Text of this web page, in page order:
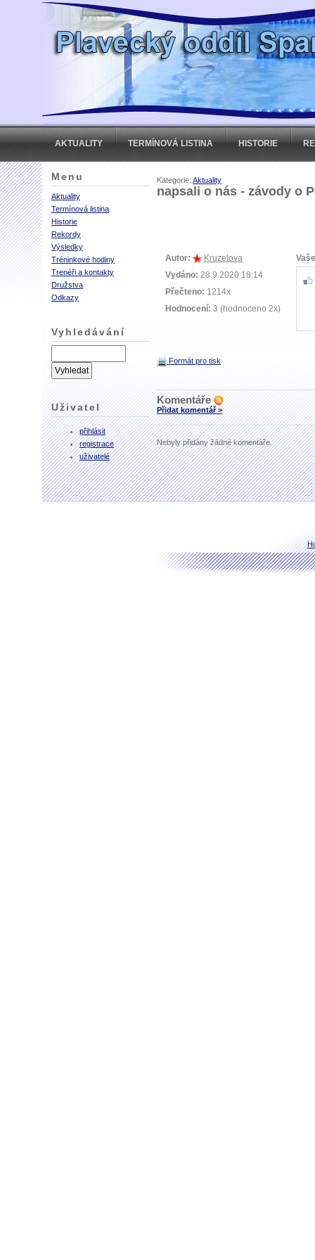
AKTUALITY TERMÍNOVÁ LISTINA HISTORIE
Menu
Aktuality
Termínová listina
Historie
Rekordy
Výsledky
Tréninkové hodiny
Trenéři a kontakty
Družstva
Odkazy
Vyhledávání
Uživatel
přihlásit
registrace
uživatelé
Kategorie: Aktuality
napsali o nás - závody o
Autor:
Kruzelova
Vydáno: 28.9.2020 18:14
Přečteno: 1214x
Hodnocení: 3 (hodnoceno 2x)
Formát pro tisk
Komentáře
Přidat komentář >
Nebyly přidány žádné komentáře.